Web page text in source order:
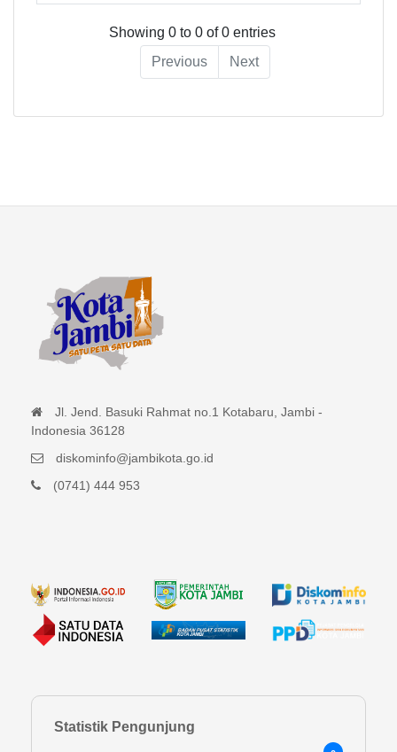
Showing 0 to 0 of 0 entries
Previous
Next
Jl. Jend. Basuki Rahmat no.1 Kotabaru, Jambi -
Indonesia 36128
diskominfo@jambikota.go.id
(0741) 444 953
Statistik Pengunjung